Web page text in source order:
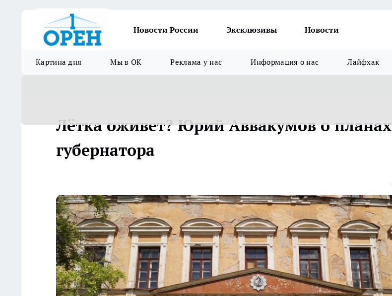
Новости России Эксклюзивы Новости
Картина дня Мы в ОК Реклама у нас Информация о нас Лайфхак
Лётка оживет? Юрий Аввакумов о планах
губернатора